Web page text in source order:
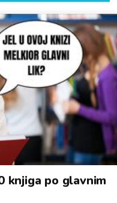
knjiga po glavnim